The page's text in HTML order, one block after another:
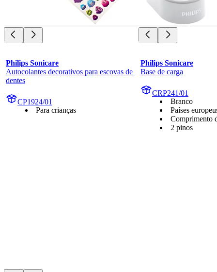
Philips Sonicare
Autocolantes decorativos para escovas de
dentes
CP1924/01
Para crianças
Philips Sonicare
Base de carga
CRP241/01
Branco
Países
Comprimento
2 pinos